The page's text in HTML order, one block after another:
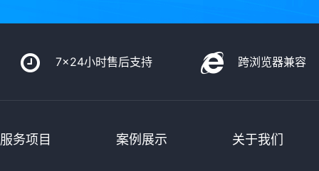
7x24小时售后支持 跨浏览器兼容
服务项目 案例展示 关于我们